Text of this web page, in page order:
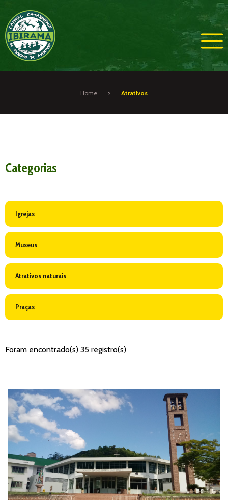
Home > Atrativos
Categorias
Igrejas
Museus
Atrativos naturais
Praças
Foram encontrado(s) 35 registro(s)